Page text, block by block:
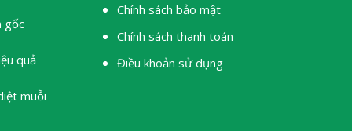
gốc
quả
muỗi
Chính sách bảo mật
Chính sách thanh toán
Điều khoản sử dụng